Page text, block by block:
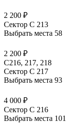
2 200 ₽
Сектор C 213
Выбрать места 58
2 200 ₽
С216, 217, 218
Сектор C 217
Выбрать места 93
4 000 ₽
Сектор C 216
Выбрать места 101